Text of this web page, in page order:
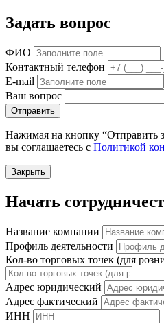
Задать вопрос
ФИО
Контактный телефон
E-mail
Ваш вопрос
Отправить
Нажимая на кнопку “Отправить
вы соглашаетесь с Политикой
Закрыть
Начать
Название компании
Профиль деятельности
Кол-во торговых точек (для
Адрес юридический
Адрес фактический
ИНН